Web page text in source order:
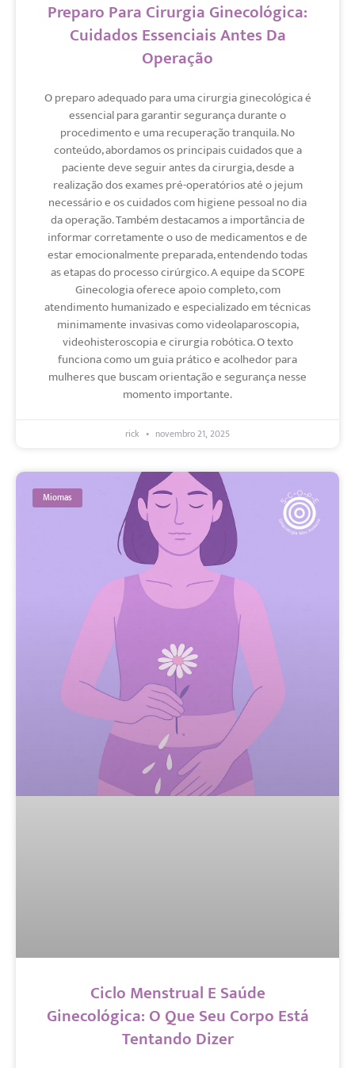
Preparo Para Cirurgia Ginecológica:
Cuidados Essenciais Antes Da
Operação
O preparo adequado para uma cirurgia ginecológica é
essencial para garantir segurança durante o
procedimento e uma recuperação tranquila. No
conteúdo, abordamos os principais cuidados que a
paciente deve seguir antes da cirurgia, desde a
realização dos exames pré-operatórios até o jejum
necessário e os cuidados com higiene pessoal no dia
da operação. Também destacamos a importância de
informar corretamente o uso de medicamentos e de
estar emocionalmente preparada, entendendo todas
as etapas do processo cirúrgico. A equipe da SCOPE
Ginecologia oferece apoio completo, com
atendimento humanizado e especializado em técnicas
minimamente invasivas como videolaparoscopia,
videohisteroscopia e cirurgia robótica. O texto
funciona como um guia prático e acolhedor para
mulheres que buscam orientação e segurança nesse
momento importante.
rick novembro 21, 2025
Miomas
Ciclo Menstrual E Saúde
Ginecológica: O Que Seu Corpo Está
Tentando Dizer